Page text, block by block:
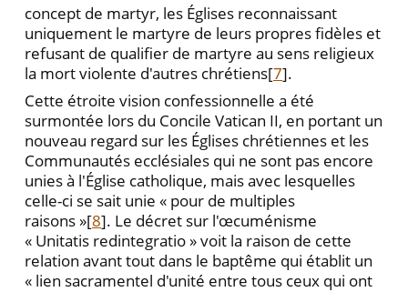
concept de martyr, les Églises reconnaissant
uniquement le martyre de leurs propres fidèles et
refusant de qualifier de martyre au sens religieux
la mort violente d'autres chrétiens[7].
Cette étroite vision confessionnelle a été
surmontée lors du Concile Vatican II, en portant un
nouveau regard sur les Églises chrétiennes et les
Communautés ecclésiales qui ne sont pas encore
unies à l'Église catholique, mais avec lesquelles
celle-ci se sait unie « pour de multiples
raisons »[8]. Le décret sur l'œcuménisme
« Unitatis redintegratio » voit la raison de cette
relation avant tout dans le baptême qui établit un
« lien sacramentel d'unité entre tous ceux qui ont